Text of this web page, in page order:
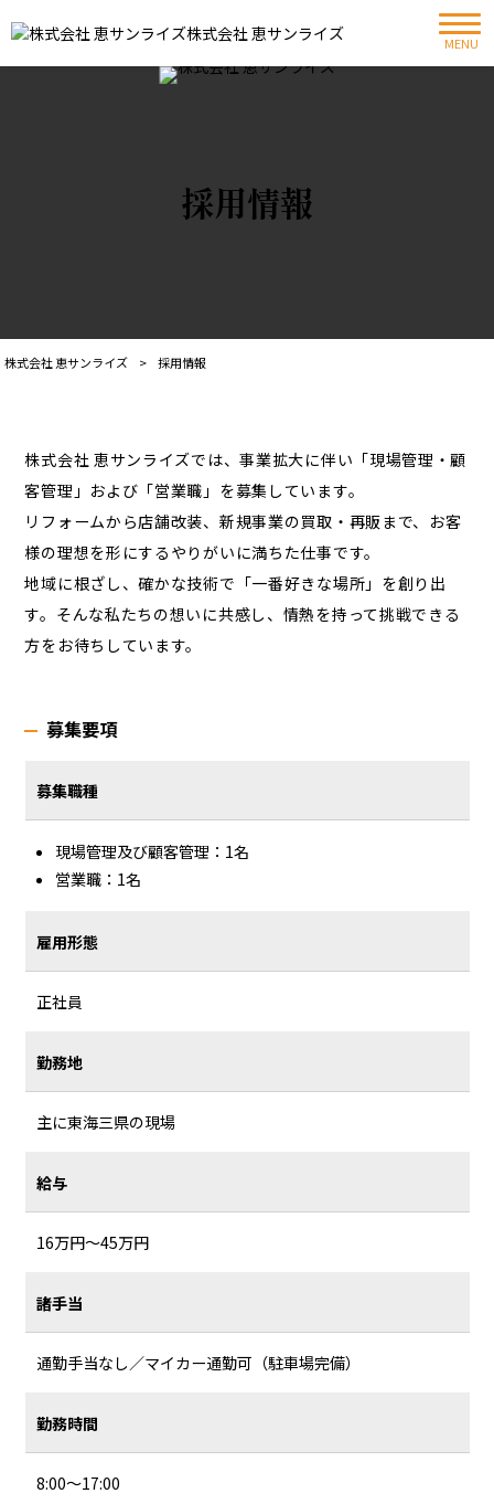
株式会社 恵サンライズ MENU
採用情報
株式会社 恵サンライズ > 採用情報
株式会社 恵サンライズでは、事業拡大に伴い「現場管理・顧
客管理」および「営業職」を募集しています。
リフォームから店舗改装、新規事業の買取・再販まで、お客
様の理想を形にするやりがいに満ちた仕事です。
地域に根ざし、確かな技術で「一番好きな場所」を創り出
す。そんな私たちの想いに共感し、情熱を持って挑戦できる
方をお待ちしています。
募集要項
募集職種
現場管理及び顧客管理：1名
営業職：1名
雇用形態
正社員
勤務地
主に東海三県の現場
給与
16万円～45万円
諸手当
通勤手当なし／マイカー通勤可（駐車場完備）
勤務時間
8:00～17:00